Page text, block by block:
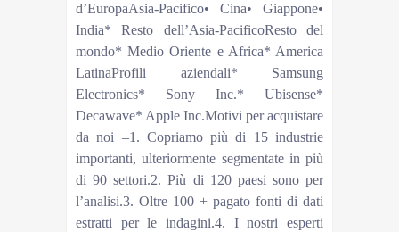
d’EuropaAsia-Pacifico• Cina• Giappone•
India* Resto dell’Asia-PacificoResto del
mondo* Medio Oriente e Africa* America
LatinaProfili aziendali* Samsung
Electronics* Sony Inc.* Ubisense*
Decawave* Apple Inc.Motivi per acquistare
da noi –1. Copriamo più di 15 industrie
importanti, ulteriormente segmentate in più
di 90 settori.2. Più di 120 paesi sono per
l’analisi.3. Oltre 100 + pagato fonti di dati
estratti per le indagini.4. I nostri esperti